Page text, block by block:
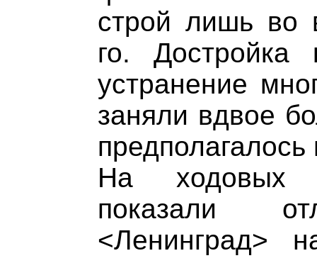
строй лишь во
го.
устранение
заняли вдвое
предполагалось
На ходовых
показали
<Ленинград>